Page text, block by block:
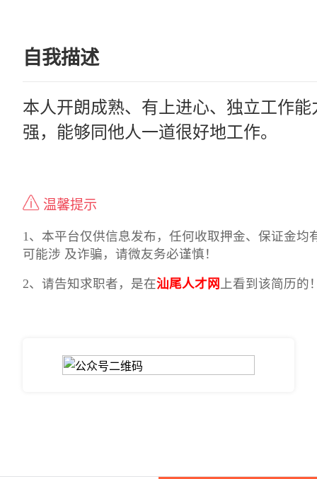
自我描述
本人开朗成熟、有上进心、独立工作能
强，能够同他人一道很好地工作。
温馨提示
1、本平台仅供信息发布，任何收取押金、保证金均
可能涉 及诈骗，请微友务必谨慎！
2、请告知求职者，是在汕尾人才网 上看到该简历的